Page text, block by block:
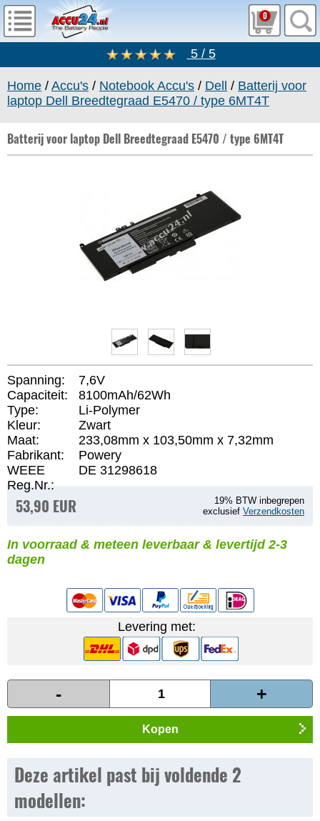
0
5 / 5
Home / Accu's / Notebook Accu's / Dell / Batterij voor
laptop Dell Breedtegraad E5470 / type 6MT4T
Batterij voor laptop Dell Breedtegraad E5470 / type 6MT4T
Spanning:
7,6V
Capaciteit:
8100mAh/62Wh
Type:
Li-Polymer
Kleur:
Zwart
Maat:
233,08mm x 103,50mm x 7,32mm
Fabrikant:
Powery
WEEE
Reg.Nr.:
DE 31298618
53,90 EUR
19% BTW inbegrepen
exclusief Verzendkosten
In voorraad & meteen leverbaar & levertijd 2-3
dagen
Levering met:
- +
Kopen
Deze artikel past bij voldende 2
modellen: